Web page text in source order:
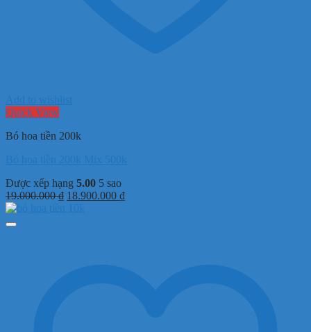
Quick View
Bó hoa tiền 200k
Được xếp hạng 5.00 5 sao
19.000.000₫ Giá
18.900.000 ₫Giá